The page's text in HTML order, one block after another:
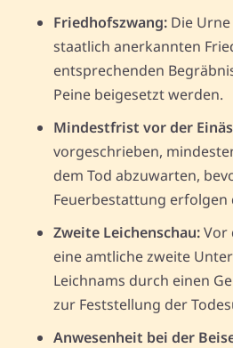
Friedhofszwang: Die
staatlich anerkannten
entsprechenden
Peine beigesetzt werden.
Mindestfrist vor der
vorgeschrieben,
dem Tod abzuwarten,
Feuerbestattung erfolgen
Zweite Leichenschau:Vor
eine amtliche zweite
Leichnams durch einen
zur Feststellung der
Anwesenheit bei der